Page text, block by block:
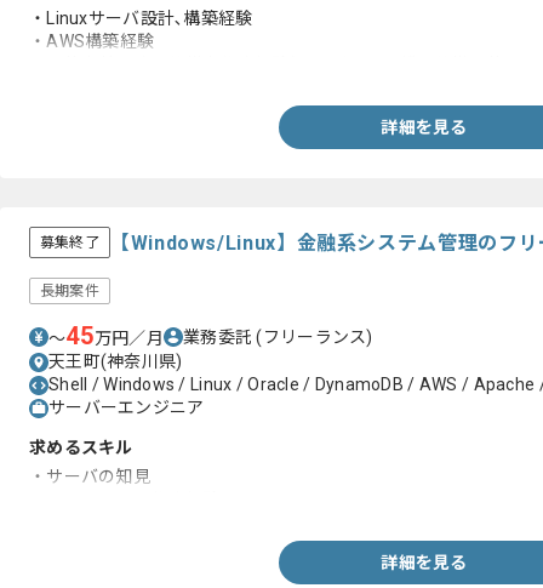
・Linuxサーバ設計､構築経験
・AWS構築経験
詳細を見る
募集終了 【Windows/Linux】金融系システム管理のフ
長期案件
〜45万円／月 業務委託(フリーランス)
天王町(神奈川県)
Shell / Windows / Linux / Oracle / DynamoDB / AWS /
サーバーエンジニア
求めるスキル
・サーバの知見
詳細を見る